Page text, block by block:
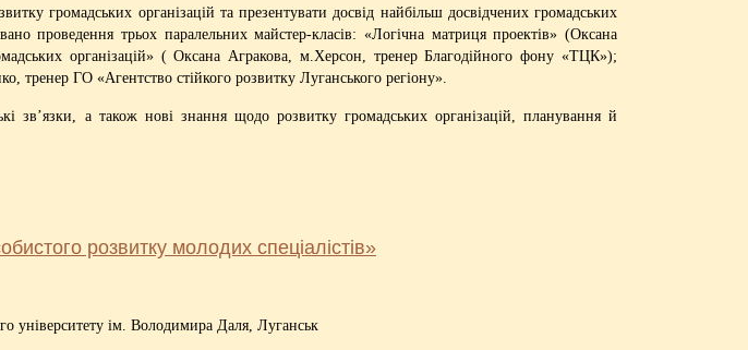
громадських організацій та презентувати досвід найбільш досвідчених громадських
проведення трьох паралельних майстер-класів: «Логічна матриця проектів» (Оксана
організацій» ( Оксана Агракова, м.Херсон, тренер Благодійного фону «ТЦК»);
тренер ГО «Агентство стійкого розвитку Луганського регіону».
зв’язки, а також нові знання щодо розвитку громадських організацій, планування й
розвитку молодих спеціалістів»
університету ім. Володимира Даля, Луганськ